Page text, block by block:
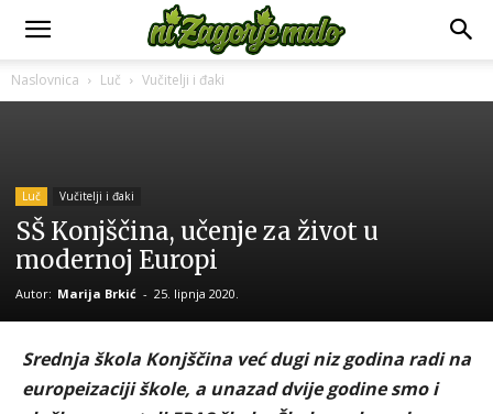
Naslovnica Luč Vučitelji i đaki
Luč Vučitelji i đaki
SŠ Konjščina, učenje za život u
modernoj Europi
Autor: Marija Brkić - 25. lipnja 2020.
Srednja škola Konjščina već dugi niz godina radi na
europeizaciji škole, a unazad dvije godine smo i